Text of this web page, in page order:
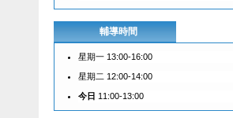
輔導時間
星期一 13:00-16:00
星期二 12:00-14:00
今日 11:00-13:00